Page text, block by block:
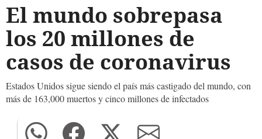
El mundo sobrepasa
los 20 millones de
casos de coronavirus
Estados Unidos sigue siendo el país más castigado del mundo, con
más de 163,000 muertos y cinco millones de infectados